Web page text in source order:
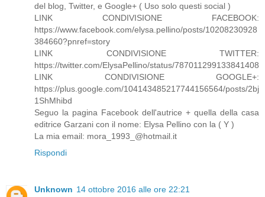
del blog, Twitter, e Google+ ( Uso solo questi social )
LINK CONDIVISIONE FACEBOOK:
https://www.facebook.com/elysa.pellino/posts/10208230928
384660?pnref=story
LINK CONDIVISIONE TWITTER:
https://twitter.com/ElysaPellino/status/787011299133841408
LINK CONDIVISIONE GOOGLE+:
https://plus.google.com/104143485217744156564/posts/2bj
1ShMhibd
Seguo la pagina Facebook dell'autrice + quella della casa
editrice Garzani con il nome: Elysa Pellino con la ( Y )
La mia email: mora_1993_@hotmail.it
Rispondi
Unknown 14 ottobre 2016 alle ore 22:21